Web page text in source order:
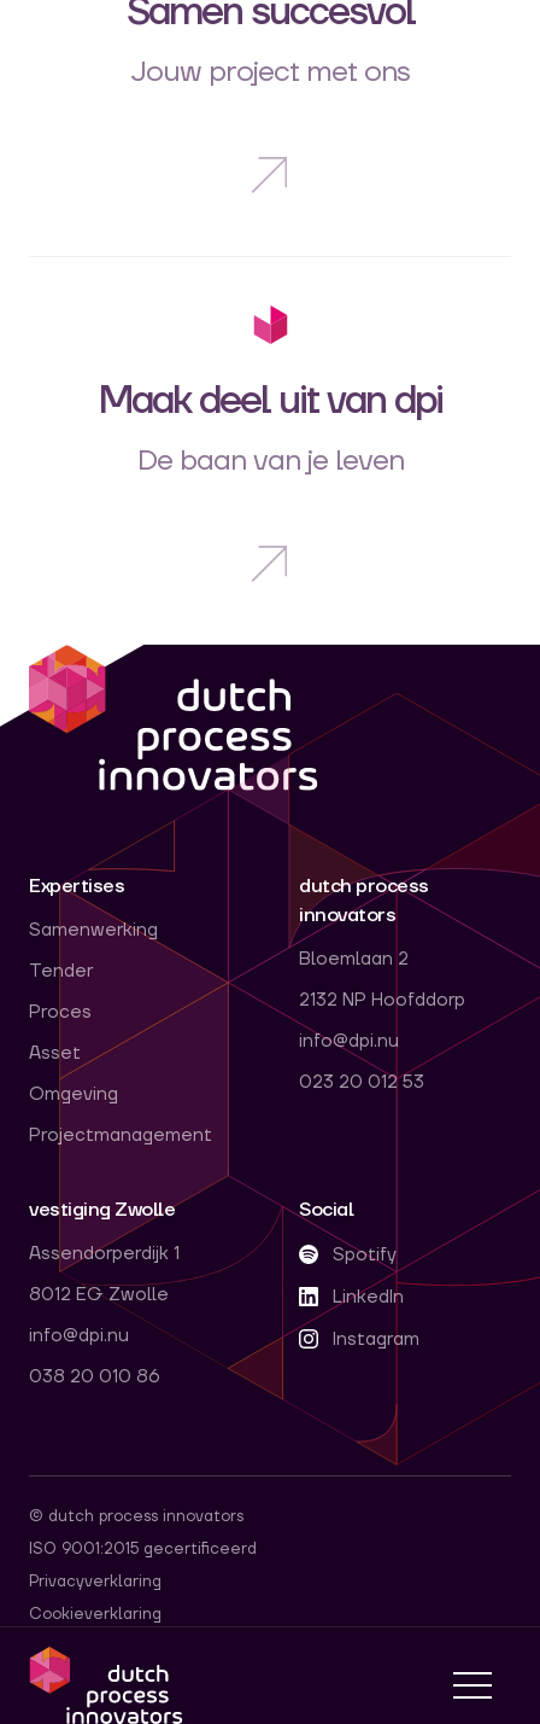
Samen succesvol
Jouw project met ons
Maak deel uit van dpi
De baan van je leven
Expertises
Samenwerking
Tender
Proces
Asset
Omgeving
Projectmanagement
dutch process
innovators
Bloemlaan 2
2132 NP Hoofddorp
info@dpi.nu
023 20 012 53
vestiging Zwolle
Assendorperdijk 1
8012 EG Zwolle
info@dpi.nu
038 20 010 86
Social
Spotify
LinkedIn
Instagram
© dutch process innovators
ISO 9001:2015 gecertificeerd
Privacyverklaring
Cookieverklaring